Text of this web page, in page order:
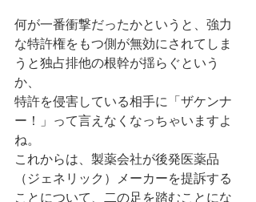
何が一番衝撃だったかというと、強力
な特許権をもつ側が無効にされてしま
うと独占排他の根幹が揺らぐという
か、
特許を侵害している相手に「ザケンナ
ー！」って言えなくなっちゃいますよ
ね。
これからは、製薬会社が後発医薬品
（ジェネリック）メーカーを提訴する
ことについて、二の足を踏むことにな